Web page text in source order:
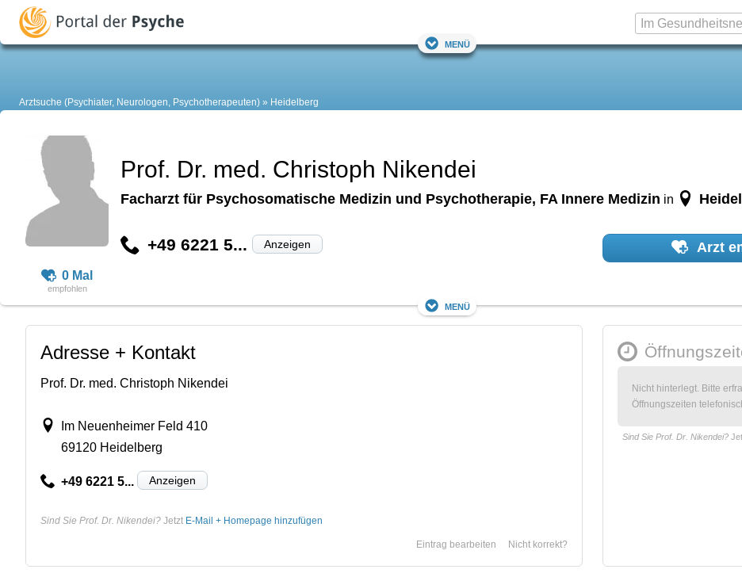
Menü
Arztsuche (Psychiater, Neurologen, Psychotherapeuten) Heidelberg
0 Mal
Prof. Dr. med. Christoph Nikendei
Facharzt für Psychosomatische Medizin und Psychotherapie, FA Innere Medizin in
+49 6221 5... Anzeigen Arzt
Menü
Adresse + Kontakt
Prof. Dr. med. Christoph Nikendei
Im Neuenheimer Feld 410
69120 Heidelberg
+49 6221 5... Anzeigen
Sind Sie Prof. Dr. Nikendei? Jetzt E-Mail + Homepage hinzufügen
Nicht korrekt?
Eintrag bearbeiten
Nicht hinterlegt. Bitte
Öffnungszeiten
Sind Sie Prof. Dr. Nikendei?